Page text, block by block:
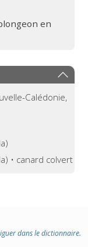
en
Calédonie,
• canard colvert
dans le dictionnaire.